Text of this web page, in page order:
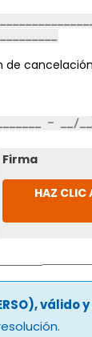
Firma
HAZ
válido